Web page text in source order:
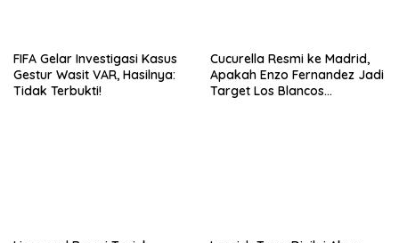
FIFA Gelar Investigasi Kasus
Gestur Wasit VAR, Hasilnya:
Tidak Terbukti!
Cucurella Resmi ke Madrid,
Apakah Enzo Fernandez Jadi
Target Los Blancos